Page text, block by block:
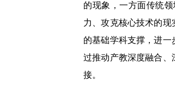
的现象，一方面传统
力、攻克核心技术的
的基础学科支撑，进
过推动产教深度融合、
接。